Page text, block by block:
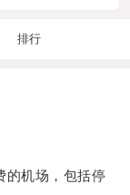
排行
机场，包括停